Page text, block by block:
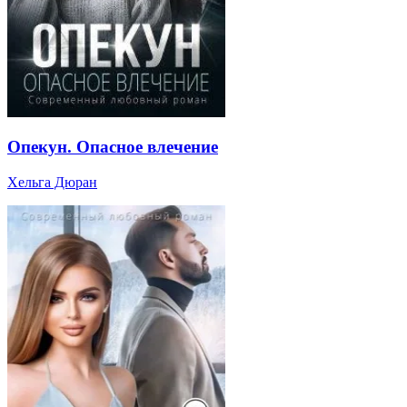
Опекун. Опасное влечение
Хельга Дюран